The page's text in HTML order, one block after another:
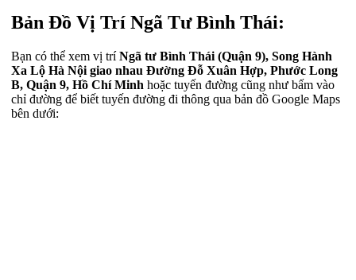
Bản Đồ Vị Trí Ngã Tư Bình Thái:
Bạn có thể xem vị tríNgã tư Bình Thái (Quận 9), Song Hành
Xa Lộ Hà Nội giao nhau Đường Đỗ Xuân Hợp, Phước Long
B, Quận 9, Hồ Chí Minh hoặc tuyến đường cũng như bấm vào
chỉ đường để biết tuyến đường đi thông qua bản đồ Google Maps
bên dưới: